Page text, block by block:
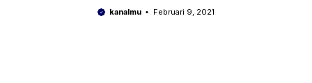
sampai gaib
kanalmu Februari 9, 2021